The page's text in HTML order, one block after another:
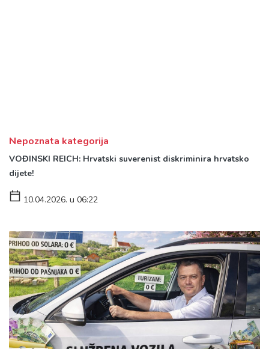
Nepoznata kategorija
VOĐINSKI REICH: Hrvatski suverenist diskriminira hrvatsko
dijete!
10.04.2026. u 06:22